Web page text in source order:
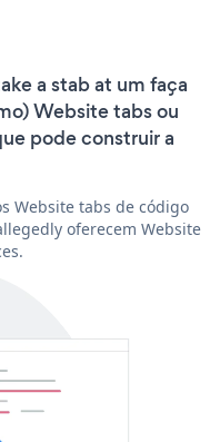
a stab at um faça
Website tabs ou
pode construir a
Website tabs de código
oferecem Website